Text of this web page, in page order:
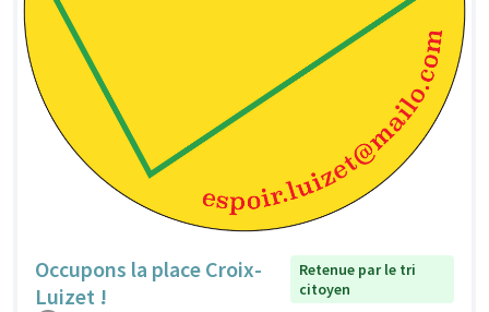
Occupons la place Croix-
Luizet !
Retenue par le tri
citoyen